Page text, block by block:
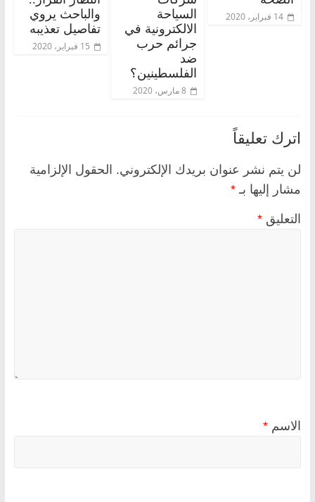
14 فبراير، 2020
السياحة
الالكترونية في
جرائم حرب
ضد
الفلسطينين؟
8 مارس، 2020
والباحث يروي
تفاصيل تعذيبه
15 فبراير، 2020
اترك تعليقاً
لن يتم نشر عنوان بريدك الإلكتروني. الحقول الإلزامية
مشار إليها بـ *
التعليق *
الاسم *